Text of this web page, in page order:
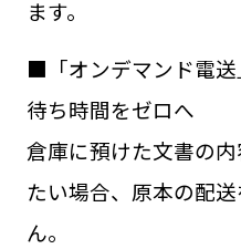
ます。
■「オンデマンド電
待ち時間をゼロへ
倉庫に預けた文書の
たい場合、原本の配
ん。